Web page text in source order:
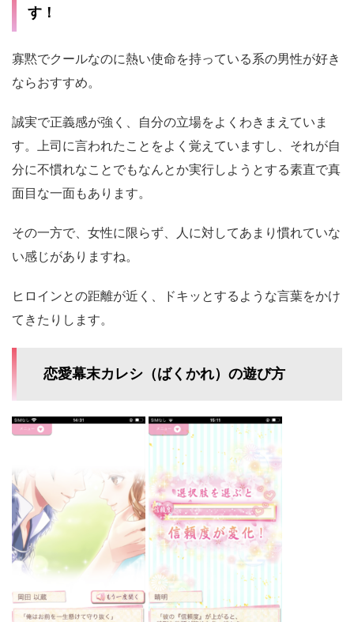
す！
寡黙でクールなのに熱い使命を持っている系の男性が好き
ならおすすめ。
誠実で正義感が強く、自分の立場をよくわきまえていま
す。上司に言われたことをよく覚えていますし、それが自
分に不慣れなことでもなんとか実行しようとする素直で真
面目な一面もあります。
その一方で、女性に限らず、人に対してあまり慣れていな
い感じがありますね。
ヒロインとの距離が近く、ドキッとするような言葉をかけ
てきたりします。
恋愛幕末カレシ（ばくかれ）の遊び方